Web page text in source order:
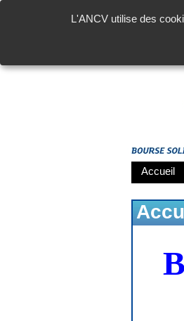
L'ANCV utilise des
Accueil